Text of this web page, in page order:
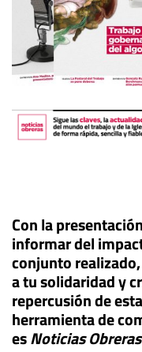
Con la
informar del
conjunto
a tu solidaridad y
repercusión de
herramienta de
esNoticias